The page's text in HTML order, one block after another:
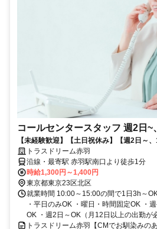
コールセンタースタッフ 週2日~
【未経験歓迎】【土日祝休み】【週2日～
可】休み希望100％OK！シフト制ではない
ん◎ご自身の都合で決められる柔軟シフト
60代など幅広く活躍中！
トラスドリーム赤羽
沿線・最寄駅 赤羽駅南口より徒歩1分
時給1,300円～1,400円
東京都東京23区北区
就業時間 10:00～15:00の間で1日3h～
・平日のみOK ・曜日・時間固定OK ・
OK ・週2日～OK（月12日以上の出勤が
トラスドリーム赤羽【CMでお馴染みの